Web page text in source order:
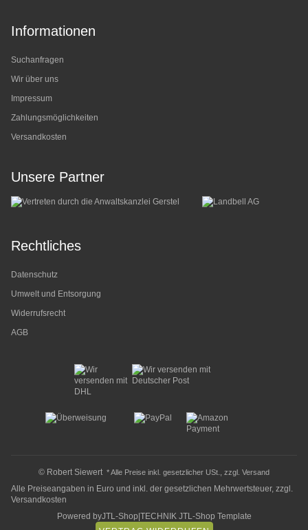
Informationen
Suchanfragen
Wir über uns
Impressum
Zahlungsmöglichkeiten
Versandkosten
Unsere Partner
Rechtliches
Datenschutz
Umwelt und Entsorgung
Widerrufsrecht
AGB
© Robert Siewert* Alle Preise inkl. gesetzlicher USt., zzgl. Versand
Alle Preiseangaben in Euro und inkl. der gesetzlichen Mehrwertsteuer, zzgl.
Versandkosten
Powered byJTL-Shop TECHNIK JTL-Shop Template